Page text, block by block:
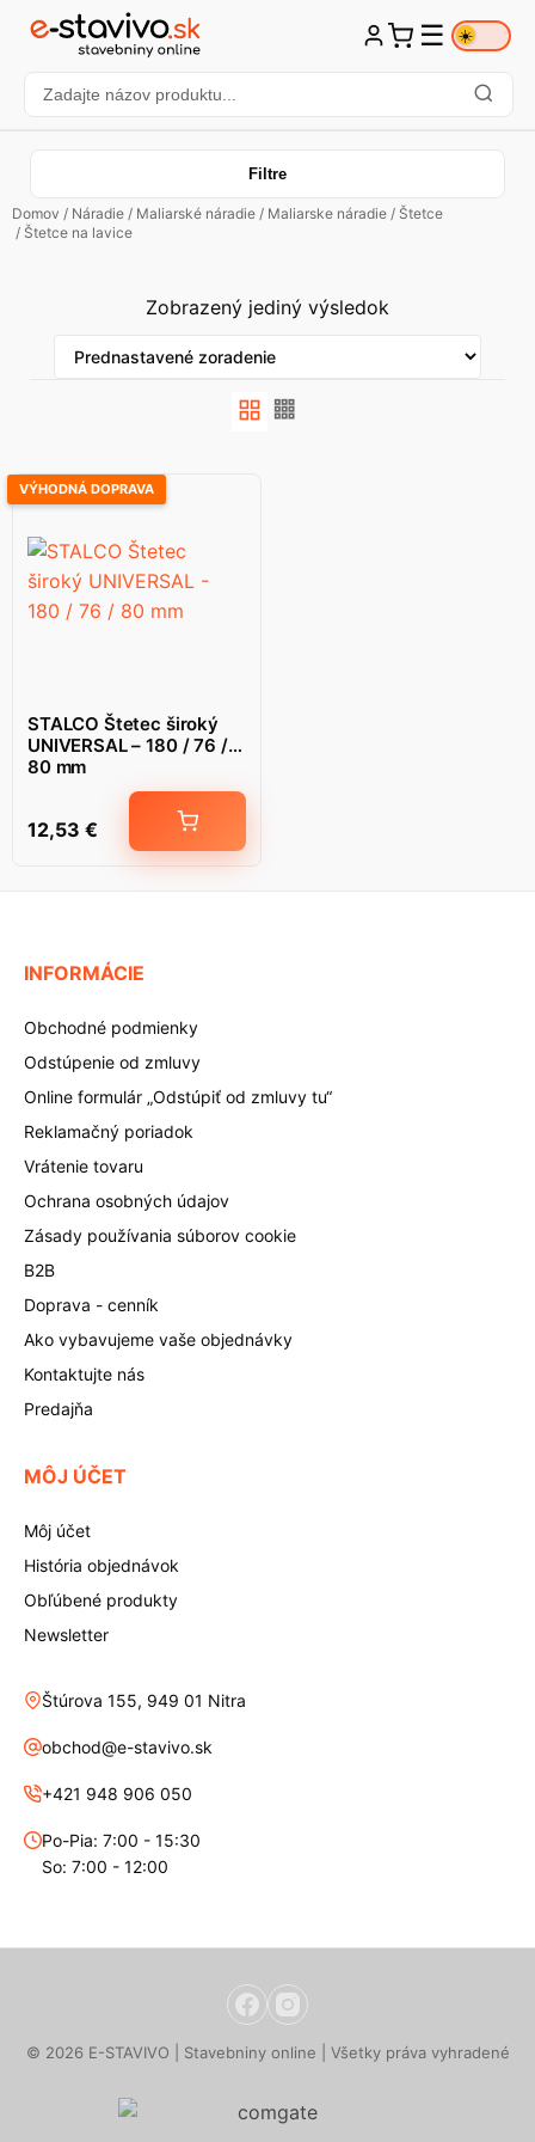
☰ ☀️
Filtre
Domov / Náradie / Maliarské náradie / Maliarske náradie / Štetce
/ Štetce na lavice
Zobrazený jediný výsledok
VÝHODNÁ DOPRAVA
STALCO Štetec široký
UNIVERSAL – 180 / 76 /
80 mm
12,53 €
INFORMÁCIE
Obchodné podmienky
Odstúpenie od zmluvy
Online formulár „Odstúpiť od zmluvy tu“
Reklamačný poriadok
Vrátenie tovaru
Ochrana osobných údajov
Zásady používania súborov cookie
B2B
Doprava - cenník
Ako vybavujeme vaše objednávky
Kontaktujte nás
Predajňa
MÔJ ÚČET
Môj účet
História objednávok
Obľúbené produkty
Newsletter
Štúrova 155, 949 01 Nitra
obchod@e-stavivo.sk
+421 948 906 050
Po-Pia: 7:00 - 15:30
So: 7:00 - 12:00
© 2026 E-STAVIVO | Stavebniny online | Všetky práva vyhradené